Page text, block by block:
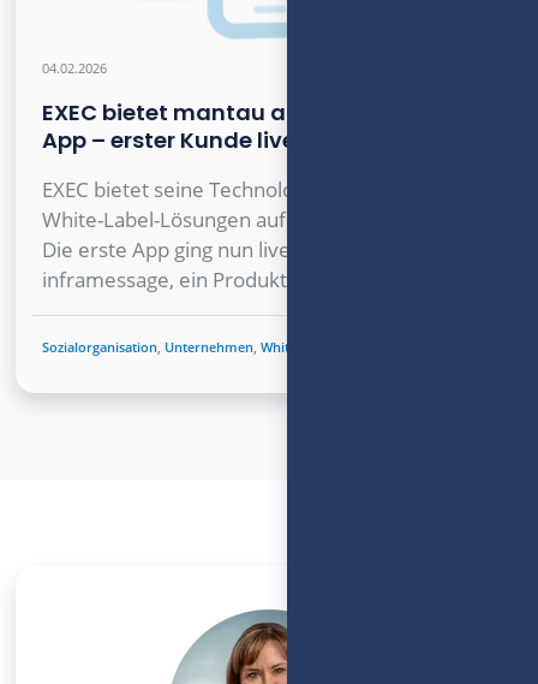
04.02.2026
EXEC bietet mantau als White-Label-
App – erster Kunde live
EXEC bietet seine Technologie ab sofort für
White-Label-Lösungen auf Basis von mantau an.
Die erste App ging nun live unter dem Namen
inframessage, ein Produkt der inframeta eG.
Sozialorganisation, Unternehmen, White Label